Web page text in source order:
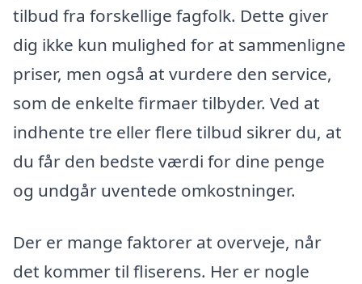
tilbud fra forskellige fagfolk. Dette giver
dig ikke kun mulighed for at sammenligne
priser, men også at vurdere den service,
som de enkelte firmaer tilbyder. Ved at
indhente tre eller flere tilbud sikrer du, at
du får den bedste værdi for dine penge
og undgår uventede omkostninger.
Der er mange faktorer at overveje, når
det kommer til fliserens. Her er nogle